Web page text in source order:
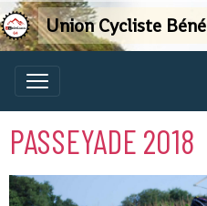
Union Cycliste
PASSEYADE 2018